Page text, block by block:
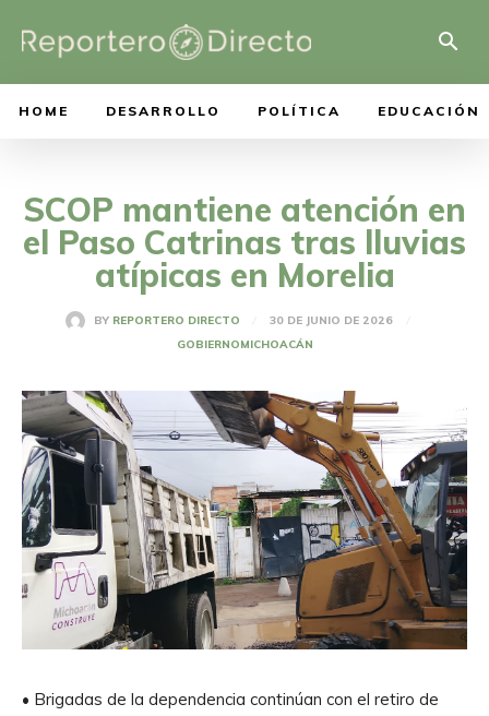
HOME DESARROLLO POLÍTICA EDUCACIÓN
SCOP mantiene atención en
el Paso Catrinas tras lluvias
atípicas en Morelia
BY REPORTERO DIRECTO
30 DE JUNIO DE 2026
GOBIERNOMICHOACÁN
• Brigadas de la dependencia continúan con el retiro de